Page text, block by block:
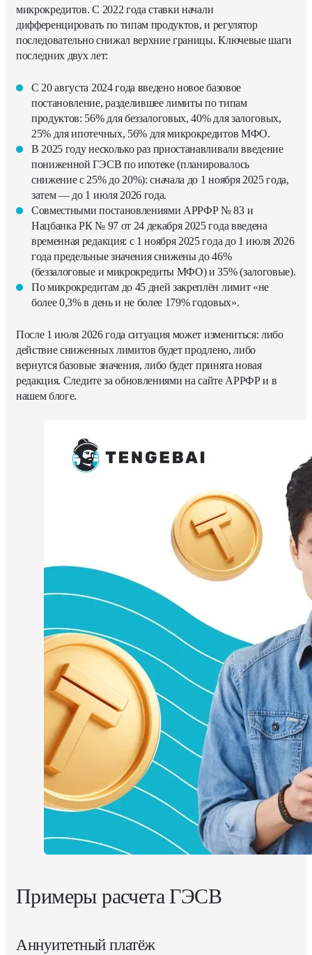
микрокредитов. С 2022 года ставки начали
дифференцировать по типам продуктов, и регулятор
последовательно снижал верхние границы. Ключевые шаги
последних двух лет:
С 20 августа 2024 года введено новое базовое
постановление, разделившее лимиты по типам
продуктов: 56% для беззалоговых, 40% для залоговых,
25% для ипотечных, 56% для микрокредитов МФО.
В 2025 году несколько раз приостанавливали введение
пониженной ГЭСВ по ипотеке (планировалось
снижение с 25% до 20%): сначала до 1 ноября 2025 года,
затем — до 1 июля 2026 года.
Совместными постановлениями АРРФР № 83 и
Нацбанка РК № 97 от 24 декабря 2025 года введена
временная редакция: с 1 ноября 2025 года до 1 июля 2026
года предельные значения снижены до 46%
(беззалоговые и микрокредиты МФО) и 35% (залоговые).
По микрокредитам до 45 дней закреплён лимит «не
более 0,3% в день и не более 179% годовых».
После 1 июля 2026 года ситуация может измениться: либо
действие сниженных лимитов будет продлено, либо
вернутся базовые значения, либо будет принята новая
редакция. Следите за обновлениями на сайте АРРФР и в
нашем блоге.
Примеры расчета ГЭСВ
Аннуитетный платёж